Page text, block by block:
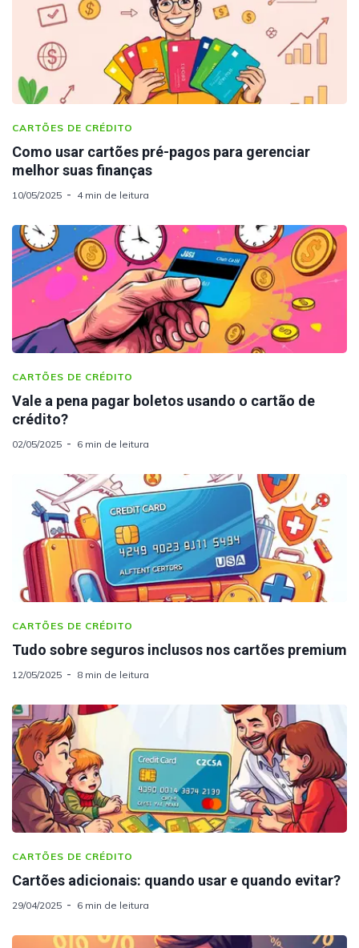
CARTÕES DE CRÉDITO
Como usar cartões pré-pagos para gerenciar
melhor suas finanças
10/05/2025 4 min de leitura
CARTÕES DE CRÉDITO
Vale a pena pagar boletos usando o cartão de
crédito?
02/05/2025 6 min de leitura
CARTÕES DE CRÉDITO
Tudo sobre seguros inclusos nos cartões premium
12/05/2025 8 min de leitura
CARTÕES DE CRÉDITO
Cartões adicionais: quando usar e quando evitar?
29/04/2025 6 min de leitura